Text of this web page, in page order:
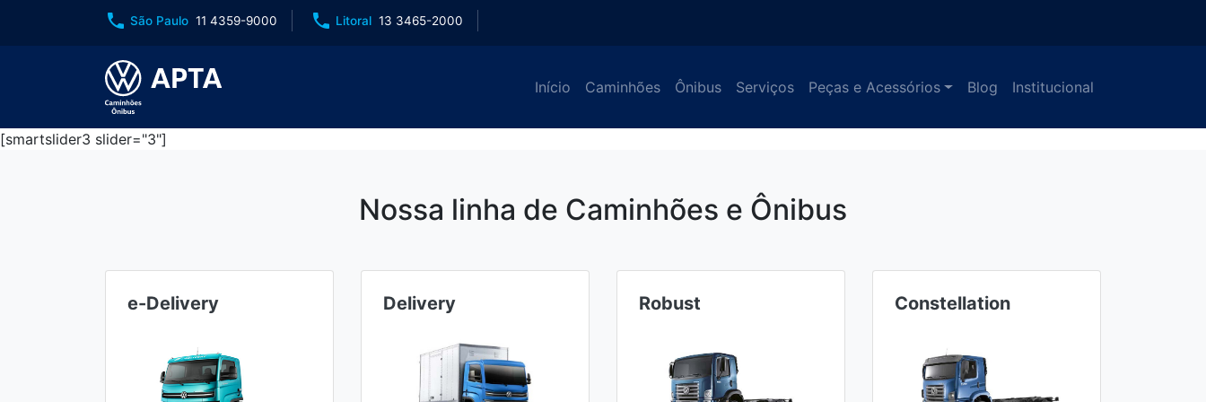
phone São Paulo 11 4359-9000 phone Litoral 13 3465-2000
Início Caminhões Ônibus Serviços Peças e Acessórios Blog Institucional
[smartslider3 slider="3"]
Nossa linha de Caminhões e Ônibus
Delivery Robust Constellation Meteor